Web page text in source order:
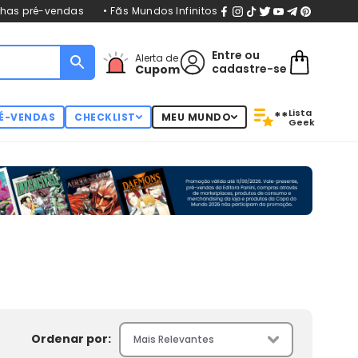
pré-vendas • Fãs Mundos Infinitos
Alerta de
Cupom
Entre ou
cadastre-se
VENDAS CHECKLIST MEU MUNDO **Lista
Geek
Ordenar por: